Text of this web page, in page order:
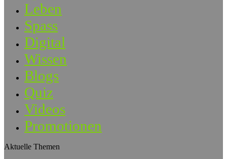
Leben
Spass
Digital
Wissen
Blogs
Quiz
Videos
Promotionen
Aktuelle Themen